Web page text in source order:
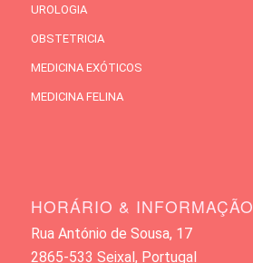
UROLOGIA
OBSTETRICIA
MEDICINA EXÓTICOS
MEDICINA FELINA
HORÁRIO & INFORMAÇÃO
Rua António de Sousa, 17
2865-533 Seixal, Portugal